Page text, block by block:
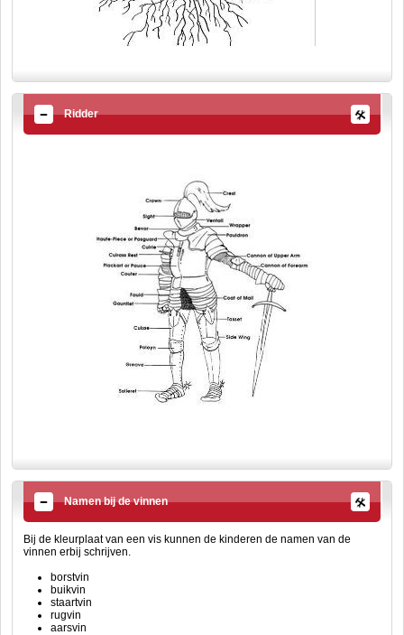
Ridder
Namen bij de vinnen
Bij de kleurplaat van een vis kunnen de kinderen de namen van de
vinnen erbij schrijven.
borstvin
buikvin
staartvin
rugvin
aarsvin